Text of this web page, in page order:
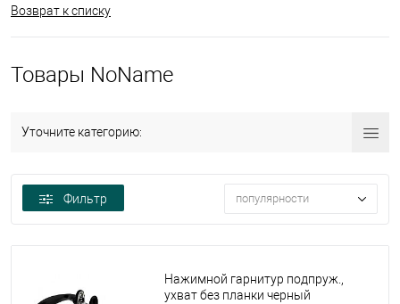
Возврат к списку
Товары NoName
Уточните категорию:
Фильтр популярности
Нажимной гарнитур подпруж.,
ухват без планки черный